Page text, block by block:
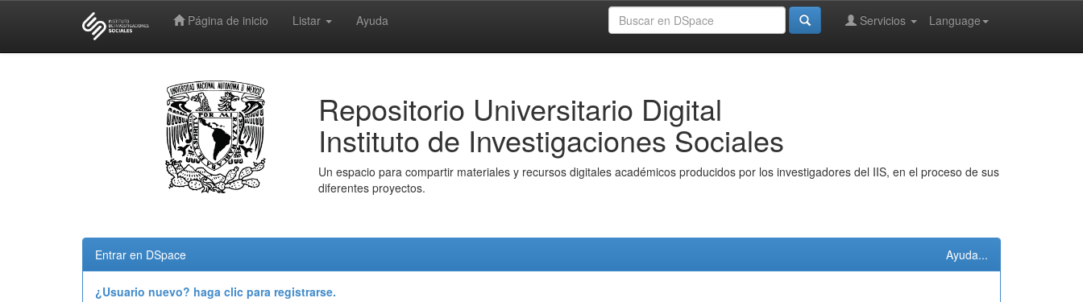
Página de inicio Listar Ayuda Language
Servicios
Repositorio Universitario Digital
Instituto de Investigaciones Sociales
Un espacio para compartir materiales y recursos digitales académicos producidos por los investigadores del IIS, en el proceso de sus
diferentes proyectos.
Entrar en DSpace Ayuda...
¿Usuario nuevo? haga clic para registrarse.